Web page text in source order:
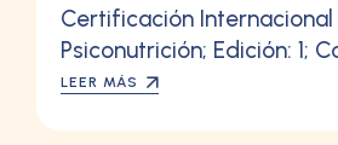
Certificación Internacional
Psiconutrición; Edición: 1;
LEER MÁS